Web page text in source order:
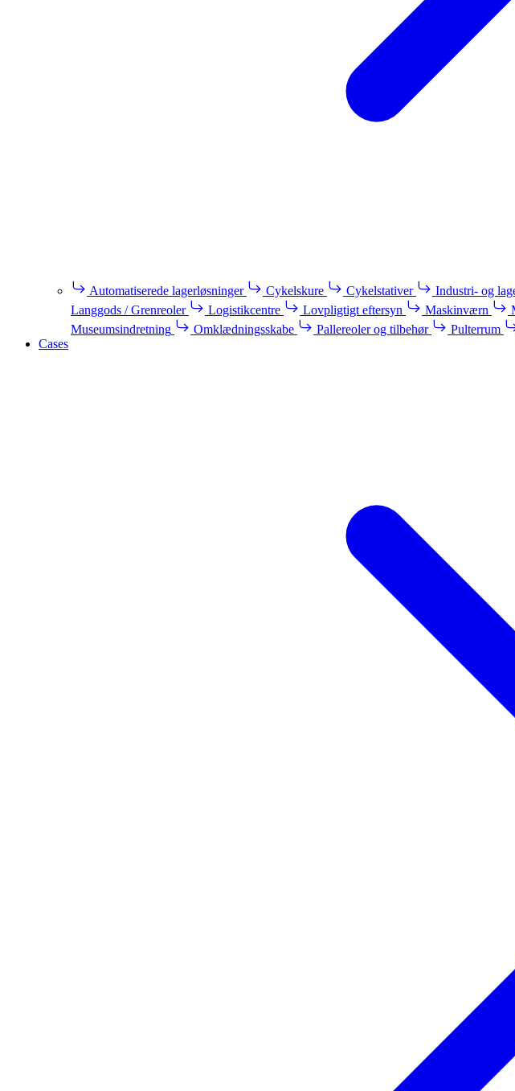
Automatiserede lagerløsninger Cykelskure Cykelstativer Industri- og
Langgods / Grenreoler
Logistikcentre Lovpligtigt eftersyn Maskinværn
Museumsindretning
Omklædningsskabe Pallereoler og tilbehør Pulterrum
Cases